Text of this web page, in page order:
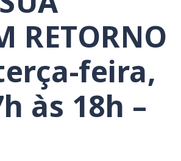
RETORNO
feira,
às 18h –